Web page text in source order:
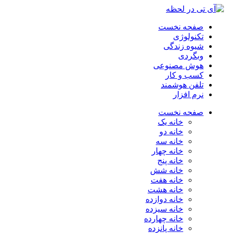
صفحه نخست
تکنولوژی
شیوه زندگی
وبگردی
هوش مصنوعی
کسب و کار
تلفن هوشمند
نرم افزار
صفحه نخست
خانه یک
خانه دو
خانه سه
خانه چهار
خانه پنج
خانه شش
خانه هفت
خانه هشت
خانه دوازده
خانه سیزده
خانه چهارده
خانه پانزده